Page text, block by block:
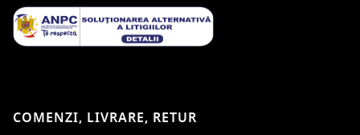
COMENZI, LIVRARE, RETUR